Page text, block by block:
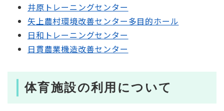
井原トレーニングセンター
矢上農村環境改善センター多目的ホール
日和トレーニングセンター
日貫農業機造改善センター
体育施設の利用について